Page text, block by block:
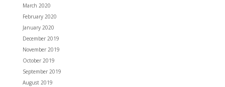
March 2020
February 2020
January 2020
December 2019
November 2019
October 2019
September 2019
August 2019